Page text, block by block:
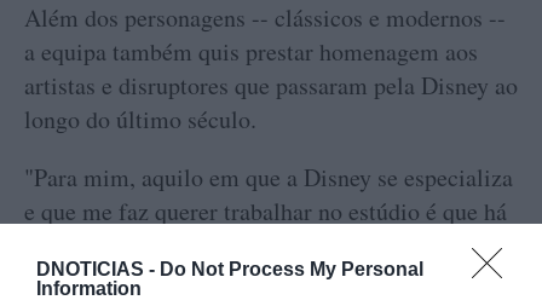
DNOTICIAS - Do Not Process My Personal
Information
Além dos personagens -- clássicos e modernos --
a equipa também quis prestar homenagem aos
artistas e disruptores que passaram pela Disney ao
longo do último século.
"Para mim, aquilo em que a Disney se especializa
e que me faz querer trabalhar no estúdio é que há
uma sinceridade subjacente nos personagens",
afirmou Dan Abraham. "Há uma verdade que